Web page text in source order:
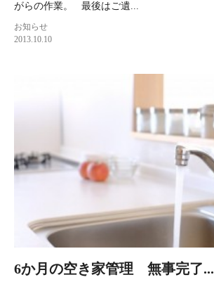
がらの作業。 最後はご遺...
お知らせ
2013.10.10
6か月の空き家管理 無事完了...